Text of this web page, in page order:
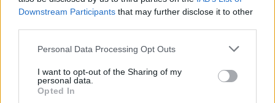
Downstream Participants that may further disclose it to other
Please note that this website/app uses one or more Google
not limited to your visit or usage behaviour. You may click to
grant or deny consent to Google and its third-party tags to
use your data for below specified purposes in below Google
Personal Data Processing Opt Outs
I want to opt-out of the Sharing of my
personal data.
Opted In
az ötvenes évek végén tervezett, majd '64-től '68-ig
biztosított:
Von ŠJů, Wikimedia Commons,
CC BY-SA 3.0,Link